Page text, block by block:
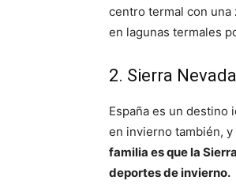
centro termal con una
en lagunas termales
2. Sierra Nevada
España es un destino
en invierno también, y
familia es que la
deportes de invierno.